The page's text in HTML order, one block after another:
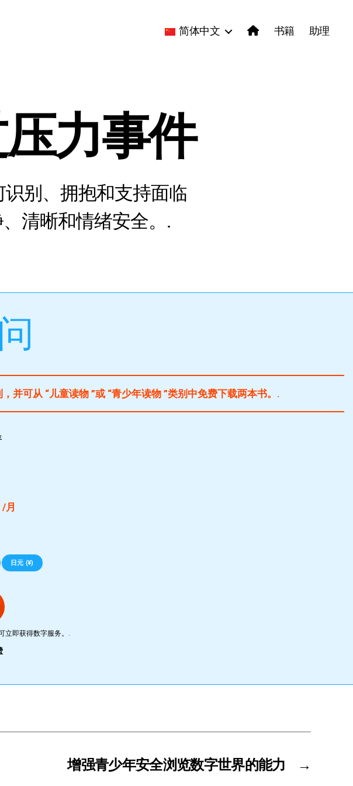
简体中文 书籍 助理
力事件
别、拥抱和支持面临
清晰和情绪安全。.
可从 “儿童读物 ”或 “青少年读物 ”类别中免费下载两本书。.
/月
日元 (¥)
即获得数字服务。.
→
增强青少年安全浏览数字世界的能力